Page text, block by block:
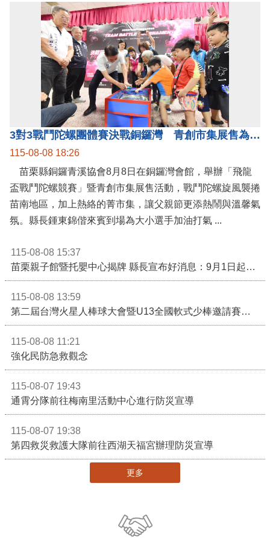
3對3戰鬥陀螺團體賽決戰銅鑼灣 青創市集展售為父親節增添繽紛
115-08-08 18:26
苗栗縣銅鑼青溪協會8月8日在銅鑼灣會館，舉辦「飛龍
盃戰鬥陀螺競賽」暨青創市集展售活動，戰鬥陀螺旋風襲捲
苗南地區，加上熱絡的菁市集，讓父親節更添熱鬧與溫馨氣
氛。縣長鍾東錦偕來賓到場為大小選手加油打氣 ...
115-08-08 15:37
苗栗親子館暨托嬰中心揭牌 縣長宣布好消息：9月1日起調降臨時托嬰費用
115-08-08 13:59
第二屆台灣火星人棒球大會暨U13全國軟式少棒邀請賽在苗栗舉辦
115-08-08 11:21
強化民防急救觀念
115-08-07 19:43
通霄分隊前往梅南里活動中心進行防災宣導
115-08-07 19:38
第四救災救護大隊前往西湖天福宮辦理防災宣導
更多